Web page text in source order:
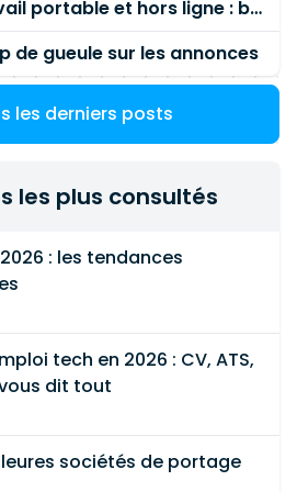
d'animation et de veille
• Contribuer aux comités
5) Capitaliser sur
SI métier : disposer d'une
de l'écosystème S.I. métier
sur ce périmètre •
et les rôles clefs côté
l'historique du S.I. client. •
sur le volet technique de
une bonne connaissance
et roadmap métier
la composition de son S.I. •
de la stratégie IT par
Un espace de travail portable et hors ligne : besoin réel ou fausse bonne idée ?
de gueule sur les annonces
les derniers posts
les plus consultés
: les tendances
tech en 2026 : CV, ATS,
dit tout
sociétés de portage